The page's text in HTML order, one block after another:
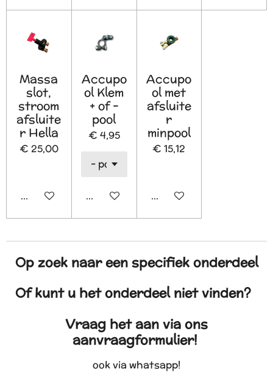
Massa
slot,
stroom
afsluite
r Hella
€ 25,00
In winkelwagen
Accupo
ol Klem
+ of -
pool
€ 4,95
In winkelwagen
Accupo
ol met
afsluite
r
minpool
€ 15,12
In winkelwagen
Op zoek naar een specifiek onderdeel
Of kunt u het onderdeel niet vinden?
Vraag het aan via ons
aanvraagformulier!
ook via whatsapp!